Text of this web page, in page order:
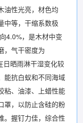
油性光亮，材色均
中等，干缩系数极
4.0%，是木材中变
，气干密度为
日晒雨淋干湿变化较
能抗白蚁和不同海域
粘、油漆、上蜡性能
罩，以防止含硅的粉
。握钉力佳，综合性